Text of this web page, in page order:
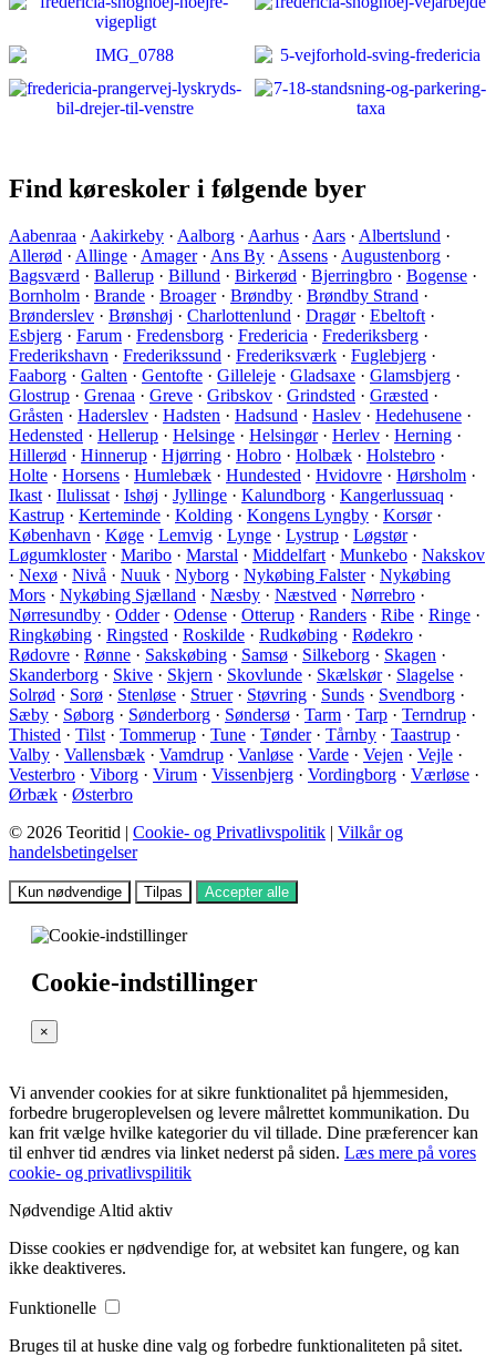
Find køreskoler i følgende byer
Aabenraa · Aakirkeby · Aalborg · Aarhus · Aars · Albertslund ·
Allerød · Allinge · Amager· Ans By · Assens · Augustenborg ·
Bagsværd · Ballerup · Billund · Birkerød · Bjerringbro · Bogense ·
Bornholm · Brande · Broager· Brøndby · Brøndby Strand ·
Brønderslev · Brønshøj · Charlottenlund · Dragør· Ebeltoft ·
Esbjerg · Farum · Fredensborg · Fredericia · Frederiksberg ·
Frederikshavn · Frederikssund · Frederiksværk · Fuglebjerg ·
Faaborg · Galten · Gentofte · Gilleleje · Gladsaxe · Glamsbjerg ·
Glostrup · Grenaa · Greve · Gribskov · Grindsted · Græsted ·
Gråsten · Haderslev · Hadsten · Hadsund · Haslev · Hedehusene ·
Hedensted · Hellerup · Helsinge · Helsingør· Herlev · Herning ·
Hillerød · Hinnerup · Hjørring · Hobro · Holbæk · Holstebro ·
Holte · Horsens · Humlebæk · Hundested · Hvidovre · Hørsholm ·
Ikast · Ilulissat · Ishøj · Jyllinge · Kalundborg · Kangerlussuaq ·
Kastrup · Kerteminde · Kolding · Kongens Lyngby · Korsør·
København · Køge · Lemvig · Lynge · Lystrup · Løgstør·
Løgumkloster· Maribo · Marstal · Middelfart · Munkebo · Nakskov
· Nexø · Nivå · Nuuk · Nyborg · Nykøbing Falster· Nykøbing
Mors · Nykøbing Sjælland · Næsby · Næstved · Nørrebro ·
Nørresundby · Odder· Odense · Otterup · Randers · Ribe · Ringe ·
Ringkøbing · Ringsted · Roskilde · Rudkøbing · Rødekro ·
Rødovre · Rønne · Sakskøbing · Samsø · Silkeborg · Skagen ·
Skanderborg · Skive · Skjern · Skovlunde · Skælskør· Slagelse ·
Solrød · Sorø · Stenløse · Struer· Støvring · Sunds · Svendborg ·
Sæby · Søborg · Sønderborg · Søndersø · Tarm · Tarp · Terndrup ·
Thisted · Tilst · Tommerup · Tune · Tønder· Tårnby · Taastrup ·
Valby · Vallensbæk · Vamdrup · Vanløse · Varde · Vejen · Vejle ·
Vesterbro · Viborg · Virum · Vissenbjerg · Vordingborg · Værløse ·
Ørbæk · Østerbro
© 2026 Teoritid | Cookie- og Privatlivspolitik | Vilkår og
handelsbetingelser
Kun nødvendige Tilpas Accepter alle
Cookie-indstillinger
×
Vi anvender cookies for at sikre funktionalitet på hjemmesiden,
forbedre brugeroplevelsen og levere målrettet kommunikation. Du
kan frit vælge hvilke kategorier du vil tillade. Dine præferencer kan
til enhver tid ændres via linket nederst på siden. Læs mere på vores
cookie- og privatlivspilitik
Nødvendige Altid aktiv
Disse cookies er nødvendige for, at websitet kan fungere, og kan
ikke deaktiveres.
Funktionelle
Bruges til at huske dine valg og forbedre funktionaliteten på sitet.